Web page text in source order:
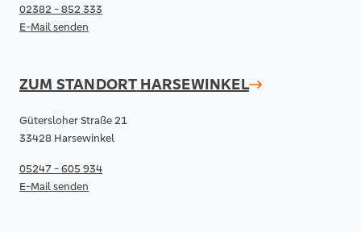
02382 - 852 333
E-Mail senden
ZUM STANDORT HARSEWINKEL
Gütersloher Straße 21
33428 Harsewinkel
05247 - 605 934
E-Mail senden